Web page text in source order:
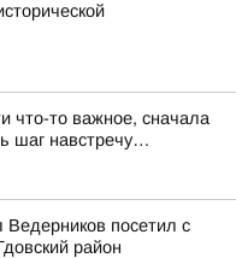
что-то важное, сначала
шаг навстречу…
Ведерников посетил с
район